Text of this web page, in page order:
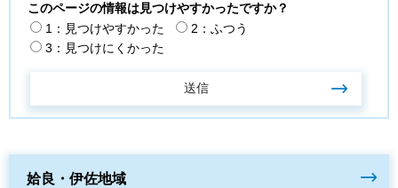
このページの情報は見つけやすかったですか？
1：見つけやすかった
2：ふつう
3：見つけにくかった
姶良・伊佐地域